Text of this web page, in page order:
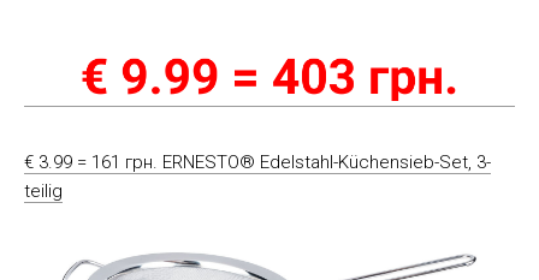
€ 3.99 = 161 грн. ERNESTO® Edelstahl-Küchensieb-Set, 3-
teilig